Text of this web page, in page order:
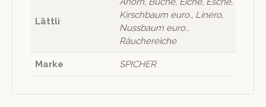
Lättli
Kirschbaum euro., Linero,
Nussbaum euro.,
Räuchereiche
Marke SPICHER